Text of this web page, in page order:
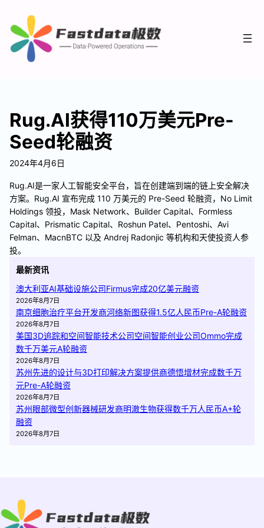
Rug.AI获得110万美元Pre-
Seed轮融资
2024年4月6日
Rug.AI是一家人工智能安全平台，旨在创建端到端的链上安全解决
方案。Rug.AI 宣布完成 110 万美元的 Pre-Seed 轮融资，No Limit
Holdings 领投，Mask Network、Builder Capital、Formless
Capital、Prismatic Capital、Roshun Patel、Pentoshi、Avi
Felman、MacnBTC 以及 Andrej Radonjic 等机构和天使投资人参
投。
最新资讯
澳大利亚AI基础设施公司Firmus完成20亿美元融资
2026年8月7日
南京细胞治疗平台开发商河络新图获得1.5亿人民币Pre-A轮融资
2026年8月7日
美国3D追踪和空间智能技术公司空间智能创业公司Ommo完成
数千万美元A轮融资
2026年8月7日
苏州先进的设计与3D打印解决方案提供商德悟增材完成数千万
元Pre-A轮融资
2026年8月7日
苏州眼部微型创新器械研发商明澈生物获得数千万人民币A+轮
融资
2026年8月7日